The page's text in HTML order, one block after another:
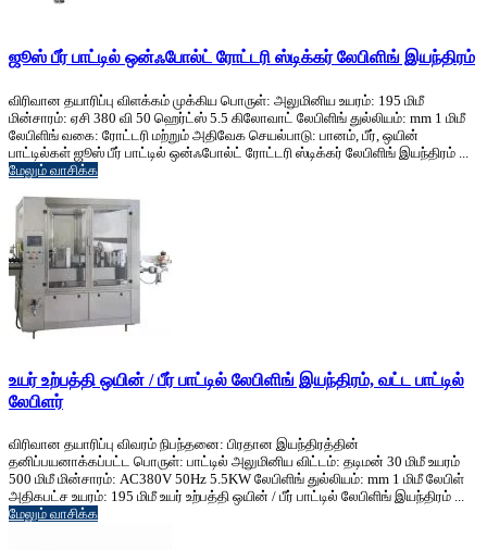
ஜூஸ் பீர் பாட்டில் ஒன்ஃபோல்ட் ரோட்டரி ஸ்டிக்கர் லேபிளிங் இயந்திரம்
விரிவான தயாரிப்பு விளக்கம் முக்கிய பொருள்: அலுமினிய உயரம்: 195 மிமீ
மின்சாரம்: ஏசி 380 வி 50 ஹெர்ட்ஸ் 5.5 கிலோவாட் லேபிளிங் துல்லியம்: mm 1 மிமீ
லேபிளிங் வகை: ரோட்டரி மற்றும் அதிவேக செயல்பாடு: பானம், பீர், ஒயின்
பாட்டில்கள் ஜூஸ் பீர் பாட்டில் ஒன்ஃபோல்ட் ரோட்டரி ஸ்டிக்கர் லேபிளிங் இயந்திரம் ...
மேலும் வாசிக்க
உயர் உற்பத்தி ஒயின் / பீர் பாட்டில் லேபிளிங் இயந்திரம், வட்ட பாட்டில்
லேபிளர்
விரிவான தயாரிப்பு விவரம் நிபந்தனை: பிரதான இயந்திரத்தின்
தனிப்பயனாக்கப்பட்ட பொருள்: பாட்டில் அலுமினிய விட்டம்: தடிமன் 30 மிமீ உயரம்
500 மிமீ மின்சாரம்: AC380V 50Hz 5.5KW லேபிளிங் துல்லியம்: mm 1 மிமீ லேபிள்
அதிகபட்ச உயரம்: 195 மிமீ உயர் உற்பத்தி ஒயின் / பீர் பாட்டில் லேபிளிங் இயந்திரம் ...
மேலும் வாசிக்க